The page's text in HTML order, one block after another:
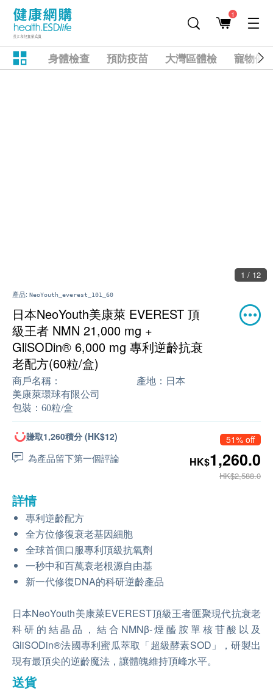
1
身體檢查 預防疫苗 大灣區體檢 寵物健
2 / 12
產品: NeoYouth_everest_101_60
日本NeoYouth美康萊 EVEREST 頂
級王者 NMN 21,000 mg +
GliSODin® 6,000 mg 專利逆齡抗衰
老配方(60粒/盒)
商戶名稱：
美康萊環球有限公司
產地： 日本
包裝： 60粒/盒
賺取1,260積分 (HK$12)
為產品留下第一個評論
51% off
HK$1,260.0
HK$2,588.0
詳情
專利逆齡配方
全方位修復衰老基因細胞
全球首個口服專利頂級抗氧劑
一秒中和百萬衰老根源自由基
新一代修復DNA的科研逆齡產品
日本NeoYouth美康萊EVEREST頂級王者匯聚現代抗衰老
科研的結晶品，結合NMNβ-煙醯胺單核苷酸以及
GliSODin®法國專利蜜瓜萃取「超級酵素SOD」，研製出
現有最頂尖的逆齡魔法，讓體魄維持頂峰水平。
送貨